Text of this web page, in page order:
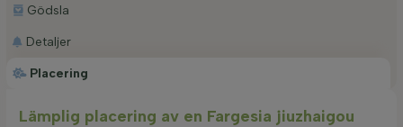
Placering
Gödsla
Detaljer
Lämplig placering av en Fargesia jiuzhaigou